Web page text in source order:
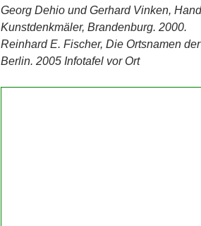
Georg Dehio und Gerhard Vinken,
Kunstdenkmäler, Brandenburg. 2000.
Reinhard E. Fischer, Die Ortsnamen
Berlin. 2005 Infotafel vor Ort